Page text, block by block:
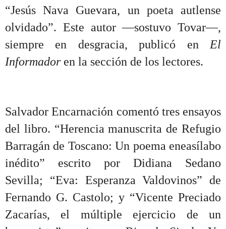
“Jesús Nava Guevara, un poeta autlense
olvidado”. Este autor —sostuvo Tovar—,
siempre en desgracia, publicó en El
Informador en la sección de los lectores.
Salvador Encarnación comentó tres ensayos
del libro. “Herencia manuscrita de Refugio
Barragán de Toscano: Un poema eneasílabo
inédito” escrito por Didiana Sedano
Sevilla; “Eva: Esperanza Valdovinos” de
Fernando G. Castolo; y “Vicente Preciado
Zacarías, el múltiple ejercicio de un